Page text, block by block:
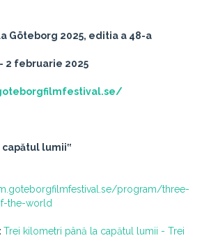
Göteborg 2025, editia a 48-a
2 februarie 2025
lumii‟
program/three-
the-world
Trei kilometri până la capătul lumii - Trei